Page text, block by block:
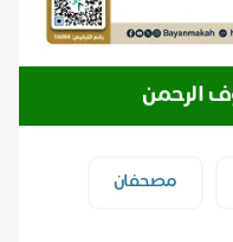
الرحمن
مصحفان